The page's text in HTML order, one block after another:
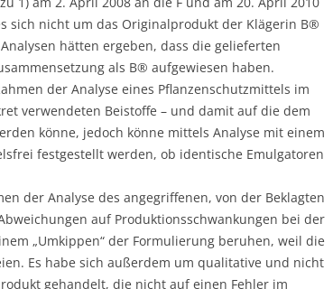
sich nicht um das Originalprodukt der Klägerin B®
hätten ergeben, dass die gelieferten
als B® aufgewiesen haben.
der Analyse eines Pflanzenschutzmittels im
verwendeten Beistoffe – und damit auf die dem
könne, jedoch könne mittels Analyse mit einem
festgestellt werden, ob identische Emulgatoren
der Analyse des angegriffenen, von der Beklagten
auf Produktionsschwankungen bei der
„Umkippen“ der Formulierung beruhen, weil die
Es habe sich außerdem um qualitative und nicht
gehandelt, die nicht auf einen Fehler im